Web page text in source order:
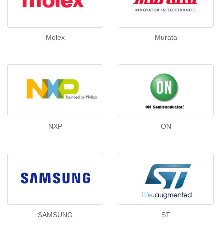
Molex Murata
NXP ON
SAMSUNG ST